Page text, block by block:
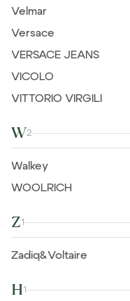
Velmar
Versace
VERSACE JEANS
VICOLO
VITTORIO VIRGILI
W2
Walkey
WOOLRICH
Z1
Zadiq&Voltaire
Н1